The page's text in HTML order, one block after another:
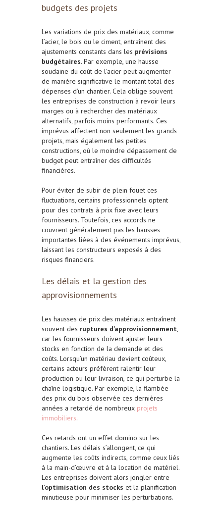
budgets des projets
Les variations de prix des matériaux, comme
l’acier, le bois ou le ciment, entraînent des
ajustements constants dans les prévisions
budgétaires. Par exemple, une hausse
soudaine du coût de l’acier peut augmenter
de manière significative le montant total des
dépenses d’un chantier. Cela oblige souvent
les entreprises de construction à revoir leurs
marges ou à rechercher des matériaux
alternatifs, parfois moins performants. Ces
imprévus affectent non seulement les grands
projets, mais également les petites
constructions, où le moindre dépassement de
budget peut entraîner des difficultés
financières.
Pour éviter de subir de plein fouet ces
fluctuations, certains professionnels optent
pour des contrats à prix fixe avec leurs
fournisseurs. Toutefois, ces accords ne
couvrent généralement pas les hausses
importantes liées à des événements imprévus,
laissant les constructeurs exposés à des
risques financiers.
Les délais et la gestion des
approvisionnements
Les hausses de prix des matériaux entraînent
souvent des ruptures d’approvisionnement,
car les fournisseurs doivent ajuster leurs
stocks en fonction de la demande et des
coûts. Lorsqu’un matériau devient coûteux,
certains acteurs préfèrent ralentir leur
production ou leur livraison, ce qui perturbe la
chaîne logistique. Par exemple, la flambée
des prix du bois observée ces dernières
années a retardé de nombreux projets
immobiliers.
Ces retards ont un effet domino sur les
chantiers. Les délais s’allongent, ce qui
augmente les coûts indirects, comme ceux liés
à la main-d’œuvre et à la location de matériel.
Les entreprises doivent alors jongler entre
l’optimisation des stocks et la planification
minutieuse pour minimiser les perturbations.